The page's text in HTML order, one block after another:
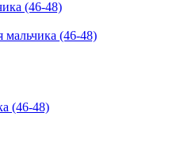
мальчика (46-48)
(46-48)